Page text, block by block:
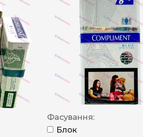
Фасування:
Блок